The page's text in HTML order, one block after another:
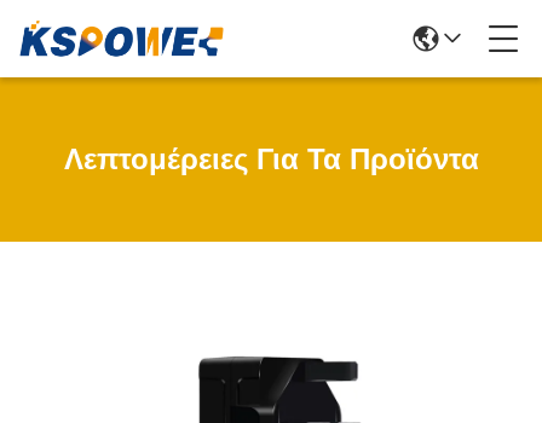
Λεπτομέρειες Για Τα Προϊόντα